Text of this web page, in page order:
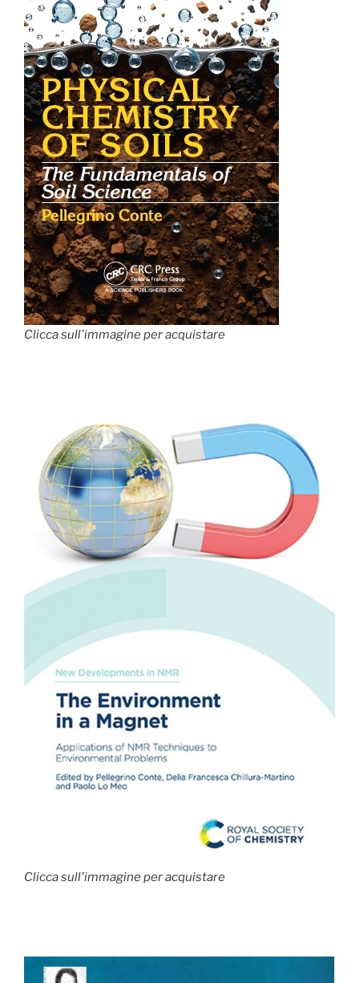
Clicca sull'immagine per acquistare
Clicca sull'immagine per acquistare